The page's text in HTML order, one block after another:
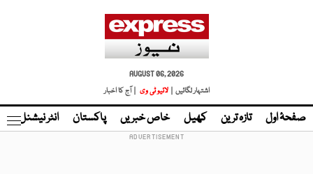
AUGUST 06, 2026
اشتہار لگائیں |
لائیو ٹی وی | آج کا اخبار
صفحۂ اول تازہ ترین کھیل خاص خبریں پاکستان انٹر نیشنل